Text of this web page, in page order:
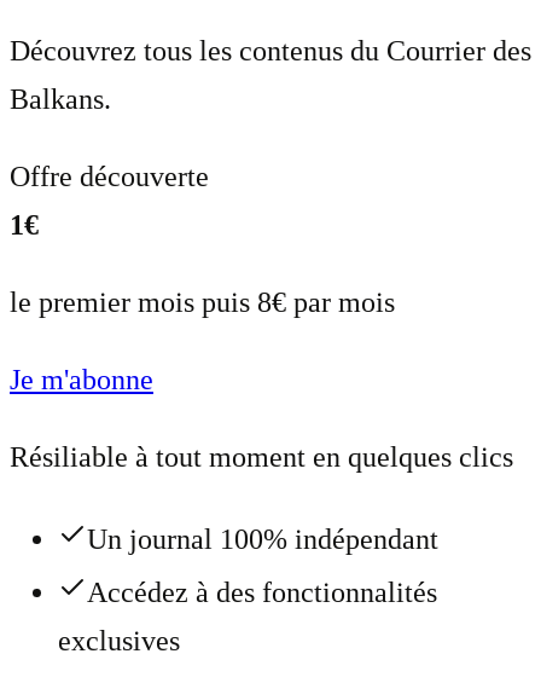
Découvrez tous les contenus du Courrier des
Balkans.
Offre découverte
1€
le premier mois puis 8€ par mois
Je m'abonne
Résiliable à tout moment en quelques clics
Un journal 100% indépendant
Accédez à des fonctionnalités
exclusives